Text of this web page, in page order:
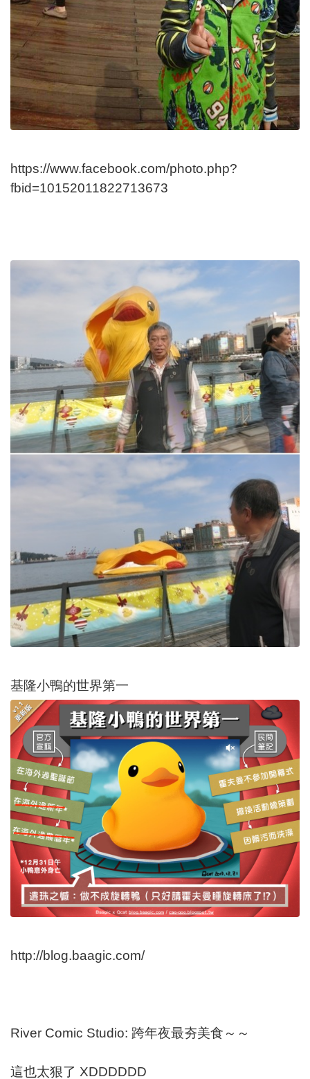
https://www.facebook.com/photo.php?
fbid=10152011822713673
基隆小鴨的世界第一
http://blog.baagic.com/
River Comic Studio: 跨年夜最夯美食～～
這也太狠了 XDDDDDD